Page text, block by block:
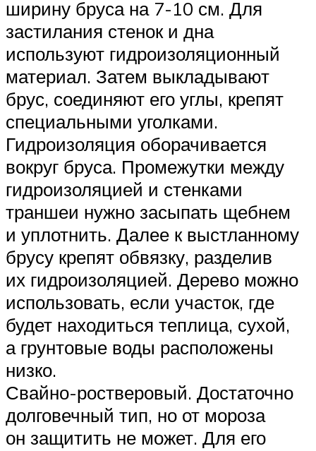
ширину бруса на 7-10 см. Для
застилания стенок и дна
используют гидроизоляционный
материал. Затем выкладывают
брус, соединяют его углы, крепят
специальными уголками.
Гидроизоляция оборачивается
вокруг бруса. Промежутки между
гидроизоляцией и стенками
траншеи нужно засыпать щебнем
и уплотнить. Далее к выстланному
брусу крепят обвязку, разделив
их гидроизоляцией. Дерево можно
использовать, если участок, где
будет находиться теплица, сухой,
а грунтовые воды расположены
низко.
Свайно-ростверовый. Достаточно
долговечный тип, но от мороза
он защитить не может. Для его